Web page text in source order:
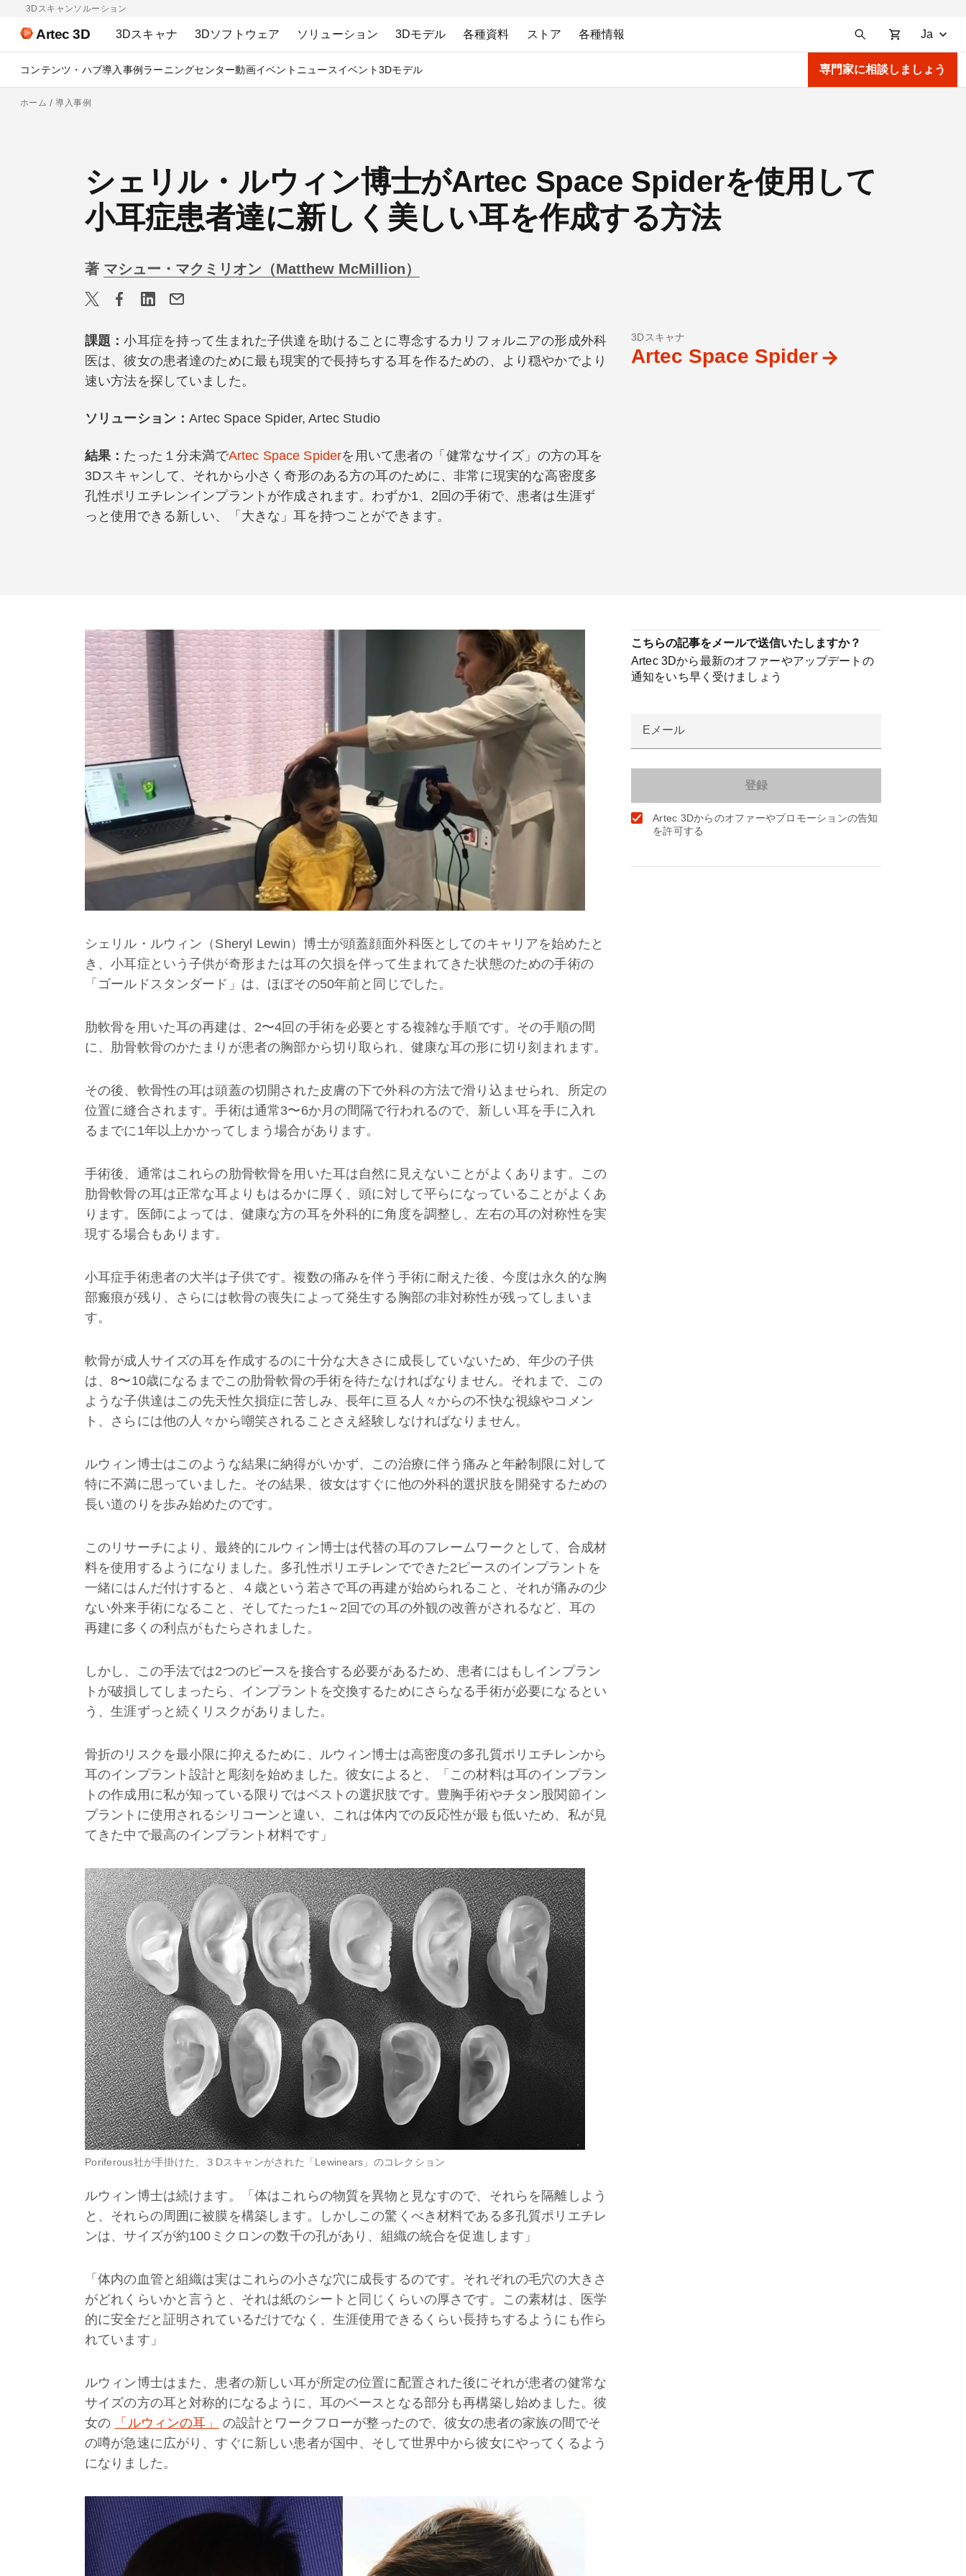
3Dスキャンソルーション
Artec 3D 3Dスキャナ 3Dソフトウェア ソリューション 3Dモデル 各種資料 ストア 各種情報 Ja
コンテンツ・ハブ導入事例 ラーニングセンター動画イベント ニュースイベント3Dモデル 専門家に相談しましょう
ホーム 導入事例
シェリル・ルウィン博士がArtec Space Spiderを使用して
小耳症患者達に新しく美しい耳を作成する方法
著 マシュー・マクミリオン（Matthew McMillion）
3Dスキャナ
Artec Space Spider
課題：小耳症を持って生まれた子供達を助けることに専念するカリフォルニアの形成外科
医は、彼女の患者達のために最も現実的で長持ちする耳を作るための、より穏やかでより
速い方法を探していました。
ソリューション：Artec Space Spider, Artec Studio
結果： たった１分未満でArtec Space Spiderを用いて患者の「健常なサイズ」の方の耳を
3Dスキャンして、それから小さく奇形のある方の耳のために、非常に現実的な高密度多
孔性ポリエチレンインプラントが作成されます。わずか1、2回の手術で、患者は生涯ず
っと使用できる新しい、「大きな」耳を持つことができます。
シェリル・ルウィン（Sheryl Lewin）博士が頭蓋顔面外科医としてのキャリアを始めたと
き、小耳症という子供が奇形または耳の欠損を伴って生まれてきた状態のための手術の
「ゴールドスタンダード」は、ほぼその50年前と同じでした。
肋軟骨を用いた耳の再建は、2〜4回の手術を必要とする複雑な手順です。その手順の間
に、肋骨軟骨のかたまりが患者の胸部から切り取られ、健康な耳の形に切り刻まれます。
その後、軟骨性の耳は頭蓋の切開された皮膚の下で外科の方法で滑り込ませられ、所定の
位置に縫合されます。手術は通常3〜6か月の間隔で行われるので、新しい耳を手に入れ
るまでに1年以上かかってしまう場合があります。
手術後、通常はこれらの肋骨軟骨を用いた耳は自然に見えないことがよくあります。この
肋骨軟骨の耳は正常な耳よりもはるかに厚く、頭に対して平らになっていることがよくあ
ります。医師によっては、健康な方の耳を外科的に角度を調整し、左右の耳の対称性を実
現する場合もあります。
小耳症手術患者の大半は子供です。複数の痛みを伴う手術に耐えた後、今度は永久的な胸
部瘢痕が残り、さらには軟骨の喪失によって発生する胸部の非対称性が残ってしまいま
す。
軟骨が成人サイズの耳を作成するのに十分な大きさに成長していないため、年少の子供
は、8〜10歳になるまでこの肋骨軟骨の手術を待たなければなりません。それまで、この
ような子供達はこの先天性欠損症に苦しみ、長年に亘る人々からの不快な視線やコメン
ト、さらには他の人々から嘲笑されることさえ経験しなければなりません。
ルウィン博士はこのような結果に納得がいかず、この治療に伴う痛みと年齢制限に対して
特に不満に思っていました。その結果、彼女はすぐに他の外科的選択肢を開発するための
長い道のりを歩み始めたのです。
このリサーチにより、最終的にルウィン博士は代替の耳のフレームワークとして、合成材
料を使用するようになりました。多孔性ポリエチレンでできた2ピースのインプラントを
一緒にはんだ付けすると、４歳という若さで耳の再建が始められること、それが痛みの少
ない外来手術になること、そしてたった1～2回での耳の外観の改善がされるなど、耳の
再建に多くの利点がもたらされました。
しかし、この手法では2つのピースを接合する必要があるため、患者にはもしインプラン
トが破損してしまったら、インプラントを交換するためにさらなる手術が必要になるとい
う、生涯ずっと続くリスクがありました。
骨折のリスクを最小限に抑えるために、ルウィン博士は高密度の多孔質ポリエチレンから
耳のインプラント設計と彫刻を始めました。彼女によると、「この材料は耳のインプラン
トの作成用に私が知っている限りではベストの選択肢です。豊胸手術やチタン股関節イン
プラントに使用されるシリコーンと違い、これは体内での反応性が最も低いため、私が見
てきた中で最高のインプラント材料です」
Poriferous社が手掛けた、３Dスキャンがされた「Lewinears」のコレクション
ルウィン博士は続けます。「体はこれらの物質を異物と見なすので、それらを隔離しよう
と、それらの周囲に被膜を構築します。しかしこの驚くべき材料である多孔質ポリエチレ
ンは、サイズが約100ミクロンの数千の孔があり、組織の統合を促進します」
「体内の血管と組織は実はこれらの小さな穴に成長するのです。それぞれの毛穴の大きさ
がどれくらいかと言うと、それは紙のシートと同じくらいの厚さです。この素材は、医学
的に安全だと証明されているだけでなく、生涯使用できるくらい長持ちするようにも作ら
れています」
ルウィン博士はまた、患者の新しい耳が所定の位置に配置された後にそれが患者の健常な
サイズの方の耳と対称的になるように、耳のベースとなる部分も再構築し始めました。彼
女の
「ルウィンの耳」
の設計とワークフローが整ったので、彼女の患者の家族の間でそ
の噂が急速に広がり、すぐに新しい患者が国中、そして世界中から彼女にやってくるよう
になりました。
こちらの記事をメールで送信いたしますか？
Artec 3Dから最新のオファーやアップデートの
通知をいち早く受けましょう
Eメール
Artec 3Dからのオファーやプロモーションの告知
を許可する